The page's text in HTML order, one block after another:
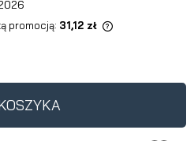
promocją: 31,12 zł
sprzedawany
wyświetlana jest
w sprzedaży.